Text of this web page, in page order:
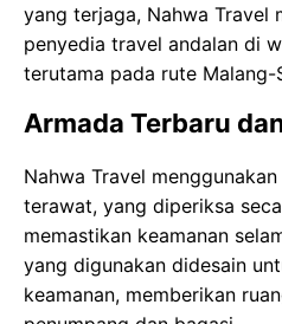
yang terjaga, Nahwa Travel
penyedia travel andalan di
terutama pada rute Malang-
Armada Terbaru
Nahwa Travel
terawat, yang diperiksa
memastikan keamanan
yang digunakan didesain
keamanan, memberikan